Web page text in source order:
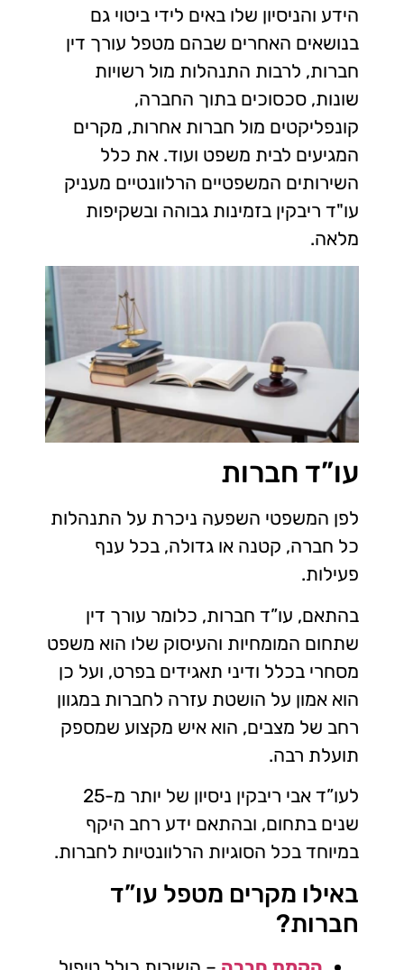
הידע והניסיון שלו באים לידי ביטוי גם
בנושאים האחרים שבהם מטפל עורך דין
חברות, לרבות התנהלות מול רשויות
שונות, סכסוכים בתוך החברה,
קונפליקטים מול חברות אחרות, מקרים
המגיעים לבית משפט ועוד. את כלל
השירותים המשפטיים הרלוונטיים מעניק
עו"ד ריבקין בזמינות גבוהה ובשקיפות
מלאה.
עו”ד חברות
לפן המשפטי השפעה ניכרת על התנהלות
כל חברה, קטנה או גדולה, בכל ענף
פעילות.
בהתאם, עו”ד חברות, כלומר עורך דין
שתחום המומחיות והעיסוק שלו הוא משפט
מסחרי בכלל ודיני תאגידים בפרט, ועל כן
הוא אמון על הושטת עזרה לחברות במגוון
רחב של מצבים, הוא איש מקצוע שמספק
תועלת רבה.
לעו”ד אבי ריבקין ניסיון של יותר מ-25
שנים בתחום, ובהתאם ידע רחב היקף
במיוחד בכל הסוגיות הרלוונטיות לחברות.
באילו מקרים מטפל עו”ד
חברות?